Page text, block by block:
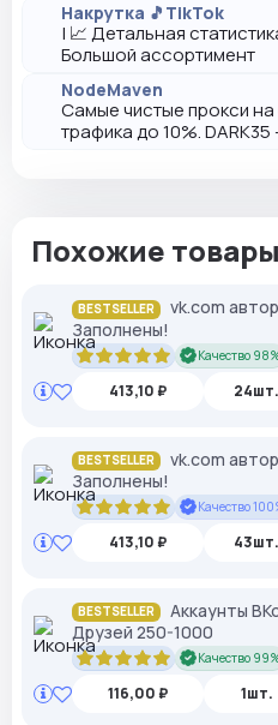
Накрутка 🎵TikTok
| 📈 Детальная
Большой ассортимент
NodeMaven
Самые чистые прокси
трафика до 10%. DARK35
Похожие товары
BESTSELLER
vk.com
Заполнены!
Качество
413,10 ₽ 24шт.
BESTSELLER
vk.com
Заполнены!
Качество
413,10 ₽ 43шт.
BESTSELLER
Аккаунты
Друзей 250-1000
Качество
116,00 ₽ 1шт.